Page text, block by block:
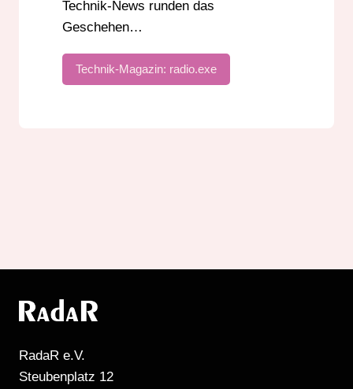
Technik-News runden das
Geschehen…
Technik-Magazin: radio.exe
RadaR e.V.
Steubenplatz 12